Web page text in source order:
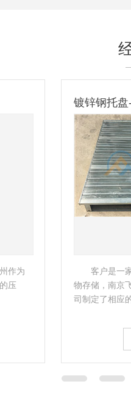
镀锌钢托盘-出
客户是一家外企
物存储，南京飞天了
司制定了相应的托